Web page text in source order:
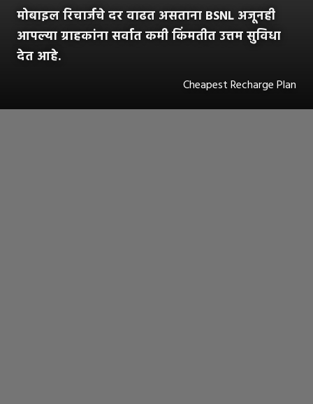
मोबाइल रिचार्जचे दर वाढत असताना BSNL अजूनही
आपल्या ग्राहकांना सर्वात कमी किंमतीत उत्तम सुविधा
देत आहे.
Cheapest Recharge Plan